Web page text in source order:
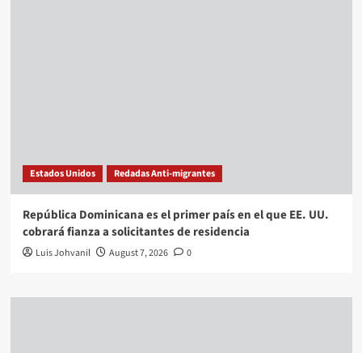
Estados Unidos Redadas Anti-migrantes
República Dominicana es el primer país en el que EE. UU.
cobrará fianza a solicitantes de residencia
Luis Johvanil August 7, 2026 0